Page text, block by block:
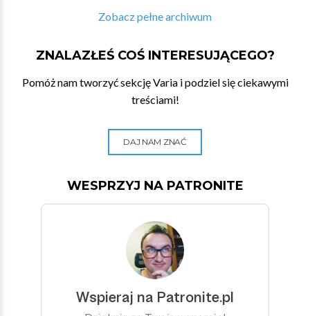
Zobacz pełne archiwum
ZNALAZŁEŚ COŚ INTERESUJĄCEGO?
Pomóż nam tworzyć sekcję Varia i podziel się ciekawymi
treściami!
DAJ NAM ZNAĆ
WESPRZYJ NA PATRONITE